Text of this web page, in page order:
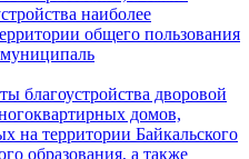
наиболее
общего пользования
муниципаль
благоустройства дворовой
домов,
на территории Байкальского
образования, а также